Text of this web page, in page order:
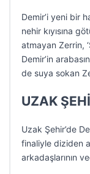
Demir’i yeni bir
nehir kıyısına
atmayan Zerrin,
Demir’in
de suya sokan
UZAK
Uzak Şehir’de
finaliyle diziden
arkadaşlarının